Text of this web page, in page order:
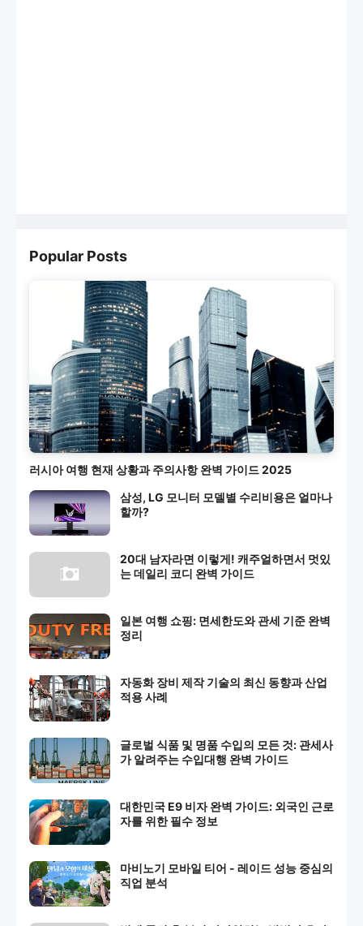
Popular Posts
러시아 여행 현재 상황과 주의사항 완벽 가이드 2025
삼성, LG 모니터 모델별 수리비용은 얼마나
할까?
20대 남자라면 이렇게! 캐주얼하면서 멋있
는 데일리 코디 완벽 가이드
일본 여행 쇼핑: 면세한도와 관세 기준 완벽
정리
자동화 장비 제작 기술의 최신 동향과 산업
적용 사례
글로벌 식품 및 명품 수입의 모든 것: 관세사
가 알려주는 수입대행 완벽 가이드
대한민국 E9 비자 완벽 가이드: 외국인 근로
자를 위한 필수 정보
마비노기 모바일 티어 - 레이드 성능 중심의
직업 분석